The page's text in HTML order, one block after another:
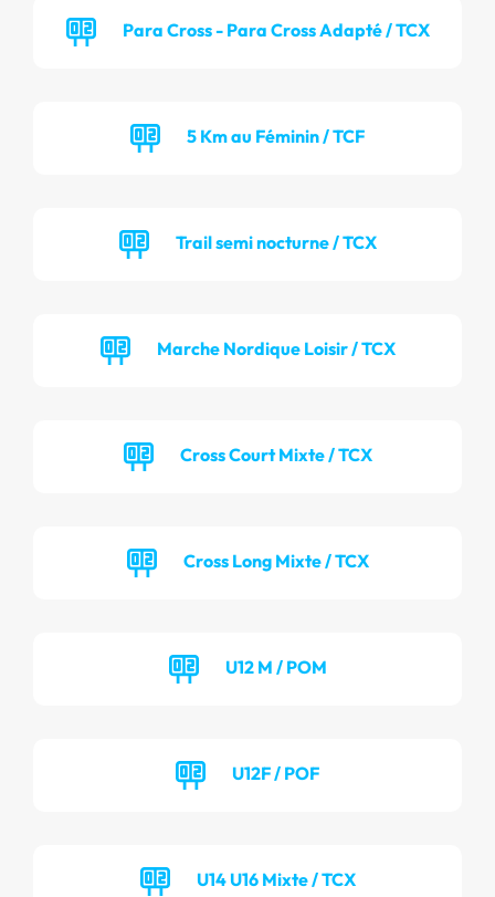
Para Cross - Para Cross Adapté / TCX
5 Km au Féminin / TCF
Trail semi nocturne / TCX
Marche Nordique Loisir / TCX
Cross Court Mixte / TCX
Cross Long Mixte / TCX
U12 M / POM
U12F / POF
U14 U16 Mixte / TCX